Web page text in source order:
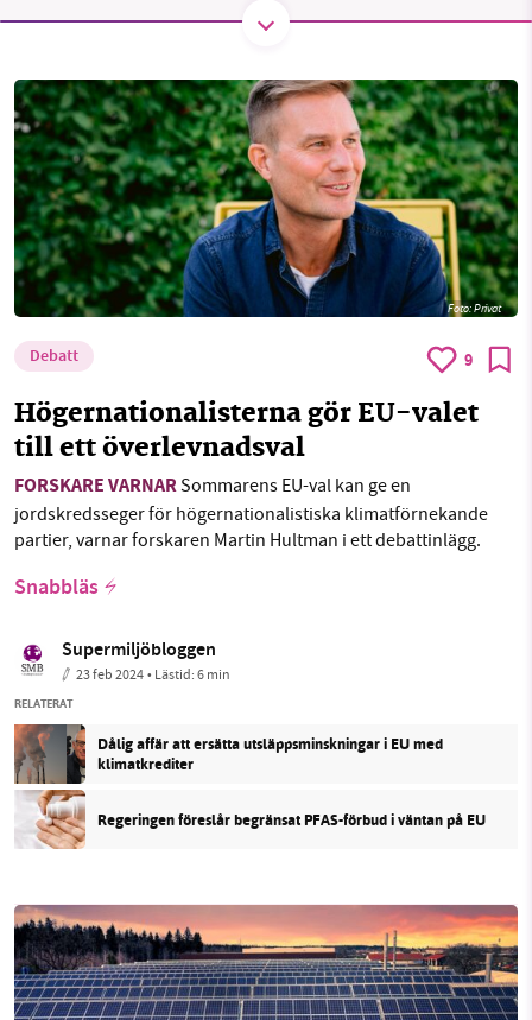
Foto: Privat
Debatt 9
Högernationalisterna gör EU-valet
till ett överlevnadsval
FORSKARE VARNARSommarens EU-val kan ge en
jordskredsseger för högernationalistiska klimatförnekande
partier, varnar forskaren Martin Hultman i ett debattinlägg.
Snabbläs
Supermiljöbloggen
23 feb 2024• Lästid:6 min
RELATERAT
Dålig affär att ersätta utsläppsminskningar i EU med
klimatkrediter
Regeringen föreslår begränsat PFAS-förbud i väntan på EU
1231368703